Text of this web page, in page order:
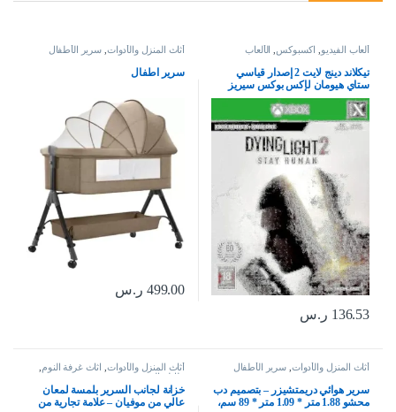
ألعاب الفيديو, اكسبوكس, الألعاب
تيكلاند دينج لايت 2 إصدار قياسي
ستاي هيومان لإكس بوكس سيريز
إكس بوكس وان
136.53 ر.س
أثاث المنزل والأدوات, سرير الأطفال
سرير اطفال
499.00 ر.س
أثاث المنزل والأدوات, سرير الأطفال
سرير هوائي دريمتشيزر – بتصميم دب
محشو 1.88 متر * 1.09 متر * 89 سم،
أثاث المنزل والأدوات, اثاث غرفة النوم,
طاولة السرير
خزانة لجانب السرير بلمسة لمعان
عالي من موفيان – علامة تجارية من